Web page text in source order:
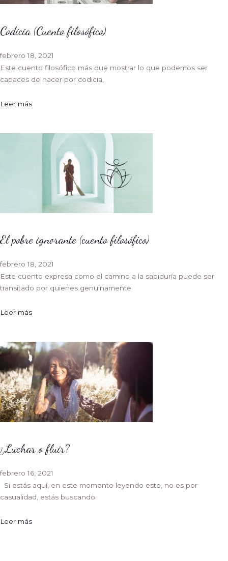
Codicia (Cuento filosófico)
febrero 18, 2021
Este cuento filosófico más que mostrar lo que podemos ser
capaces de hacer por codicia,
Leer más
El pobre ignorante (cuento filosófico)
febrero 18, 2021
Este cuento expresa como el camino a la sabiduría puede ser
transitado por quienes genuinamente
Leer más
¿Luchar o fluir?
febrero 16, 2021
Si estás aquí, en este momento leyendo esto, no es por
casualidad, estás buscando
Leer más